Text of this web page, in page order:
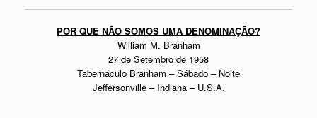
POR QUE NÃO SOMOS UMA DENOMINAÇÃO?
William M. Branham
27 de Setembro de 1958
Tabernáculo Branham – Sábado – Noite
Jeffersonville – Indiana – U.S.A.